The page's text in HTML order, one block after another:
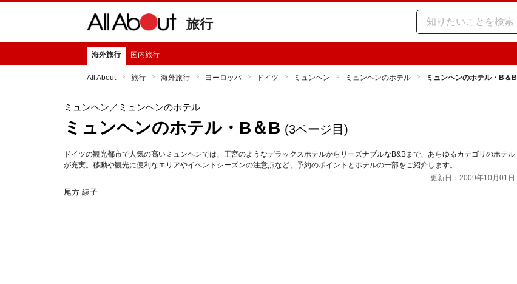
旅行
海外旅行 国内旅行
All About 旅行 海外旅行 ヨーロッパ ドイツ ミュンヘン ミュンヘンのホテル ミュンヘンのホテル・B＆B
ミュンヘン ／ミュンヘンのホテル
ミュンヘンのホテル・B＆B (3ページ目)
ドイツの観光都市で人気の高いミュンヘンでは、王宮のようなデラックスホテルからリーズナブルなB&Bまで、あらゆるカテゴリのホテル
が充実。移動や観光に便利なエリアやイベントシーズンの注意点など、予約のポイントとホテルの一部をご紹介します。
更新日：2009年10月01日
尾方 綾子